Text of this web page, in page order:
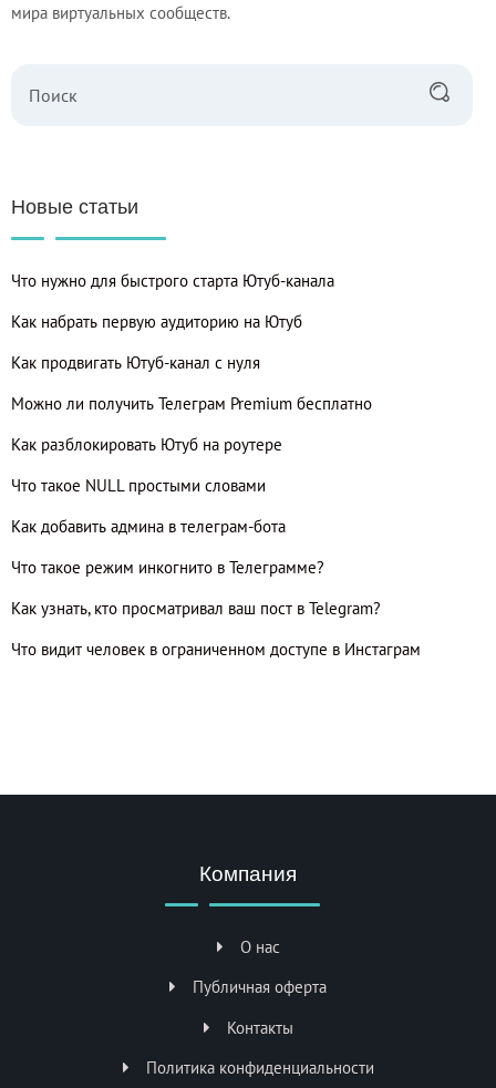
мира виртуальных сообществ.
Новые статьи
Что нужно для быстрого старта Ютуб-канала
Как набрать первую аудиторию на Ютуб
Как продвигать Ютуб-канал с нуля
Можно ли получить Телеграм Premium бесплатно
Как разблокировать Ютуб на роутере
Что такое NULL простыми словами
Как добавить админа в телеграм-бота
Что такое режим инкогнито в Телеграмме?
Как узнать, кто просматривал ваш пост в Telegram?
Что видит человек в ограниченном доступе в Инстаграм
Компания
О нас
Публичная оферта
Контакты
Политика конфиденциальности